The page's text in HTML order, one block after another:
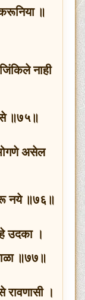
॥
नाही
॥७५॥
असेल
नये ॥७६॥
उदका ।
॥७७॥
रावणासी ।